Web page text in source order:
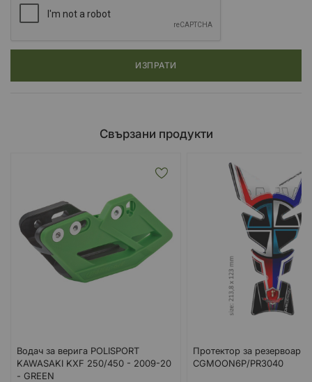
ИЗПРАТИ
Свързани продукти
Водач за верига POLISPORT
KAWASAKI KXF 250/450 - 2009-20
- GREEN
Протектор за резервоар
CGMOON6P/PR3040